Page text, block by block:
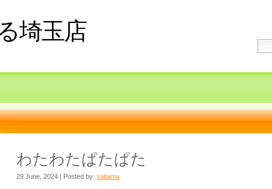
埼玉店
わたわたぱたぱた
29 June, 2024 | Posted by: saitama